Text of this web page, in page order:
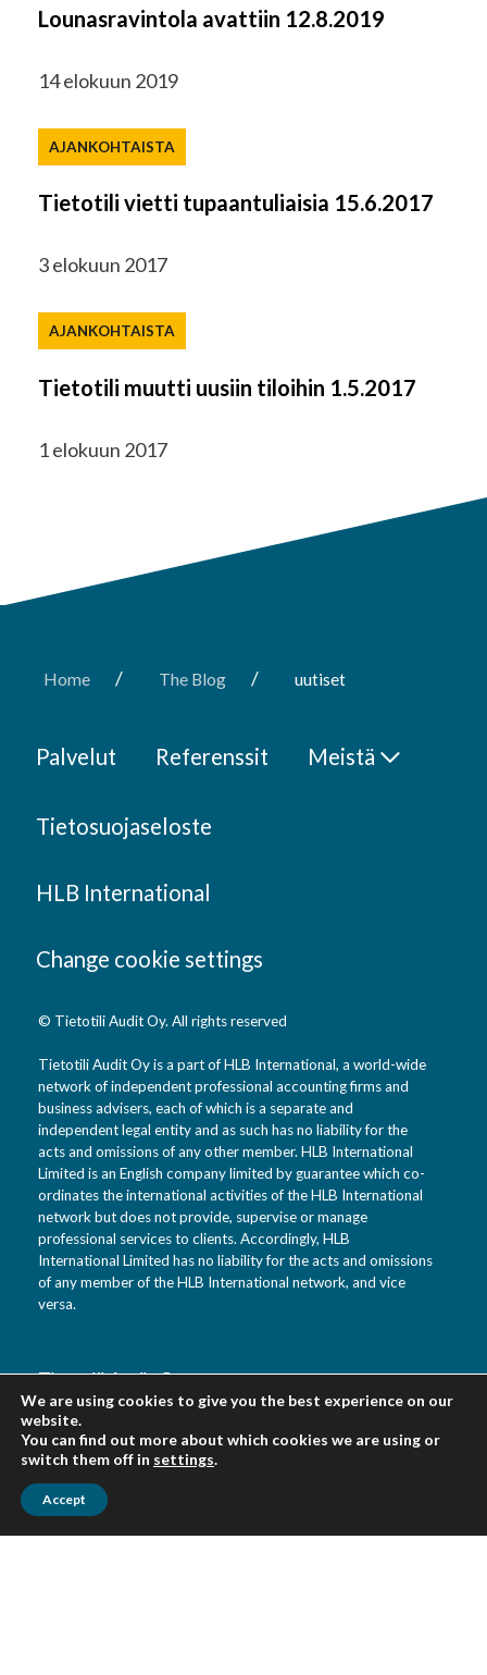
Lounasravintola avattiin 12.8.2019
14 elokuun 2019
AJANKOHTAISTA
Tietotili vietti tupaantuliaisia 15.6.2017
3 elokuun 2017
AJANKOHTAISTA
Tietotili muutti uusiin tiloihin 1.5.2017
1 elokuun 2017
Home / The Blog / uutiset
Palvelut Referenssit Meistä
Tietosuojaseloste
HLB International
Change cookie settings
© Tietotili Audit Oy. All rights reserved
Tietotili Audit Oy is a part of HLB International, a world-wide
network of independent professional accounting firms and
business advisers, each of which is a separate and
independent legal entity and as such has no liability for the
acts and omissions of any other member. HLB International
Limited is an English company limited by guarantee which co-
ordinates the international activities of the HLB International
network but does not provide, supervise or manage
professional services to clients. Accordingly, HLB
International Limited has no liability for the acts and omissions
of any member of the HLB International network, and vice
versa.
Tietotili Audit Oy
Vanha Kaarelantie 33 A
01610 Vantaa
Suomi
Urpo Salo puh. 0400 452 218
We are using cookies to give you the best experience on our
website.
You can find out more about which cookies we are using or
switch them off in settings.
Accept